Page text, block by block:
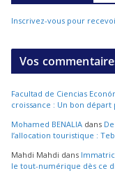
Inscrivez-vous pour
Vos
Facultad de Ciencias
croissance : Un bon départ
Mohamed BENALIA dans
l’allocation touristique :
Mahdi Mahdi dans
le tout-numérique dès ce